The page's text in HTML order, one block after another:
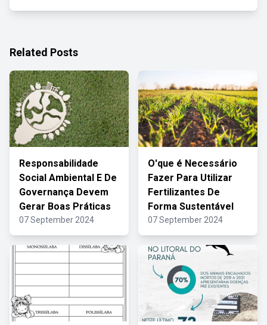
Related Posts
Responsabilidade
Social Ambiental E De
Governança Devem
Gerar Boas Práticas
07 September 2024
O'que é Necessário
Fazer Para Utilizar
Fertilizantes De
Forma Sustentável
07 September 2024